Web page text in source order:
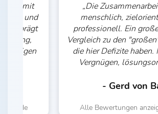
„Die Zusammenarbeit ist
menschlich, zielorientiert
professionell. Ein großer
Vergleich zu den "großen"
die hier Defizite haben. Immer
Vergnügen, lösungsorientiert
verschiedenen
professionelles Ergebnis zu
- Gerd von Bargen -
Alle Bewertungen anzeigen auf